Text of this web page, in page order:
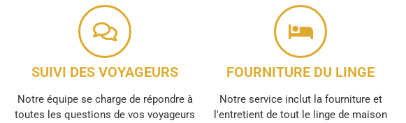
SUIVI DES VOYAGEURS
Notre équipe se charge de répondre à
toutes les questions de vos voyageurs
FOURNITURE DU LINGE
Notre service inclut la fourniture et
l'entretient de tout le linge de maison